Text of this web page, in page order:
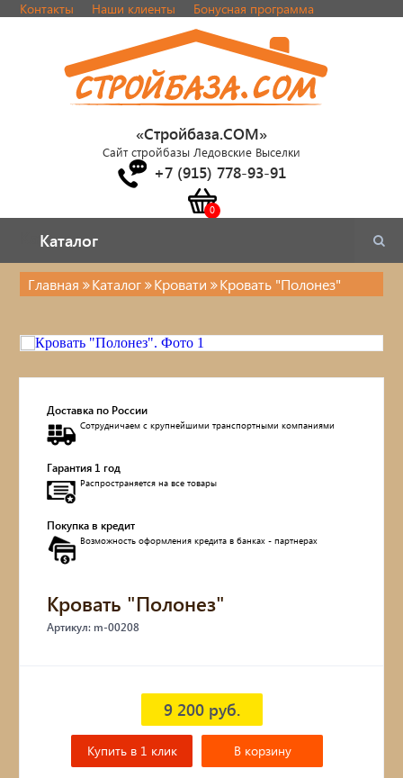
Контакты Наши клиенты Бонусная программа
«Стройбаза.COM»
Сайт стройбазы Ледовские Выселки
+7 (915) 778-93-91
Каталог
Каталог
Стулья, табуреты
Обувницы
Комоды, тумбы
Столы
Мебель с искусственным старением
Дубовые бочки
Детские кровати и диваны
Кухонные уголки
Главная Каталог Кровати Кровать "Полонез"
Доставка по России
Сотрудничаем с крупнейшими транспортными компаниями
Гарантия 1 год
Распространяется на все товары
Покупка в кредит
Возможность оформления кредита в банках - партнерах
Кровать "Полонез"
Артикул: m-00208
9 200 руб.
В корзину
Купить в 1 клик